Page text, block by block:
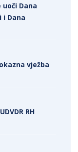
Dana
i Dana
vježba
RH